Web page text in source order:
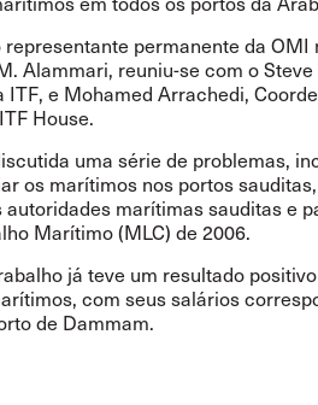
permanente da OMI
Alammari, reuniu-se com o
e Mohamed Arrachedi,
House.
uma série de problemas,
os marítimos nos portos
marítimas sauditas e
Marítimo (MLC) de 2006.
já teve um resultado
com seus salários
de Dammam.